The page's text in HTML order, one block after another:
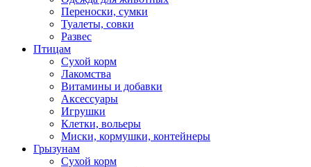
Переноски, сумки
Туалеты, совки
Развес
Птицам
Сухой корм
Лакомства
Витамины и добавки
Аксессуары
Игрушки
Клетки, вольеры
Миски, кормушки, контейнеры
Грызунам
Сухой корм